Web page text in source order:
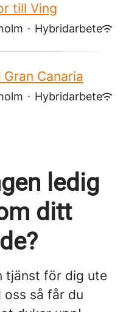
till Ving
· Hybridarbete
Canaria
· Hybridarbete
ledig
ditt
tjänst för dig ute
oss så får du